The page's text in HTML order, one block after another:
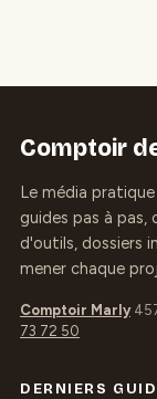
fenêtres
chaleur
Comptoir
Le média
guides pas à
d'outils, dossiers
mener chaque
Comptoir Marly
73 72 50
DERNIERS